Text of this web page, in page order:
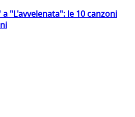
"L'avvelenata": le 10 canzoni